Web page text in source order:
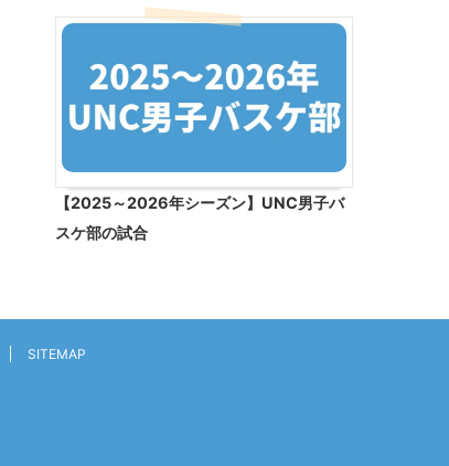
【2025～2026年シーズン】UNC男子バ
スケ部の試合
SITEMAP